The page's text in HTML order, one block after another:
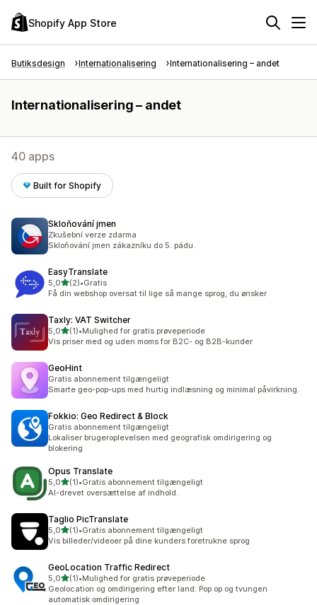
Shopify App Store
Butiksdesign Internationalisering Internationalisering – andet
Internationalisering – andet
40 apps
Built for Shopify
Skloňování jmen
Zkušební verze zdarma
Skloňování jmen zákazníku do 5. pádu.
EasyTranslate
5,0ud af 5 stjerner
(2)
2 anmeldelser i alt
•Gratis
Få din webshop oversat til lige så mange sprog, du ønsker
Taxly: VAT Switcher
5,0ud af 5 stjerner
(1)
1 anmeldelser i alt
•Mulighed for gratis prøveperiode
Vis priser med og uden moms for B2C- og B2B-kunder
GeoHint
Gratis abonnement tilgængeligt
Smarte geo-pop-ups med hurtig indlæsning og minimal påvirkning.
Fokkio: Geo Redirect & Block
Gratis abonnement tilgængeligt
Lokaliser brugeroplevelsen med geografisk omdirigering og
blokering
Opus Translate
5,0ud af 5 stjerner
(1)
1 anmeldelser i alt
•Gratis abonnement tilgængeligt
AI-drevet oversættelse af indhold.
Taglio PicTranslate
5,0ud af 5 stjerner
(1)
1 anmeldelser i alt
•Gratis abonnement tilgængeligt
Vis billeder/videoer på dine kunders foretrukne sprog
GeoLocation Traffic Redirect
5,0ud af 5 stjerner
(1)
1 anmeldelser i alt
•Mulighed for gratis prøveperiode
Geolocation og omdirigering efter land: Pop op og tvungen
automatisk omdirigering